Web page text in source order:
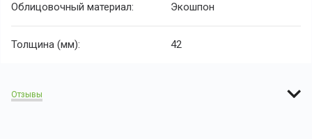
Облицовочный материал: Экошпон
Толщина (мм): 42
Отзывы